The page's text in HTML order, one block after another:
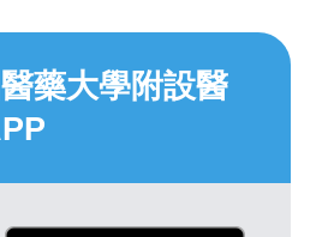
藥大學附設醫